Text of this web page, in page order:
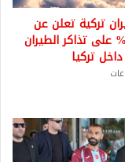
تركية تعلن عن
خصم 30% على تذاكر الطيران
تركيا